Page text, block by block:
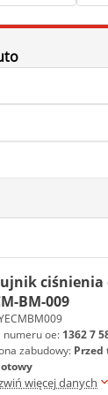
ciśnienia
BM-009
numeru oe: 1362 7
zabudowy:
więcej danych